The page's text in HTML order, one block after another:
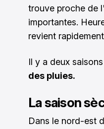
trouve proche de
importantes.
revient
Il y a deux
des pluies.
La saison
Dans le nord-est